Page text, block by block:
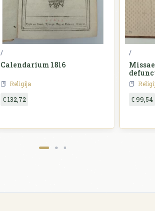
/
Calendarium 1816
Religija
€ 132,72
/
€ 99,54